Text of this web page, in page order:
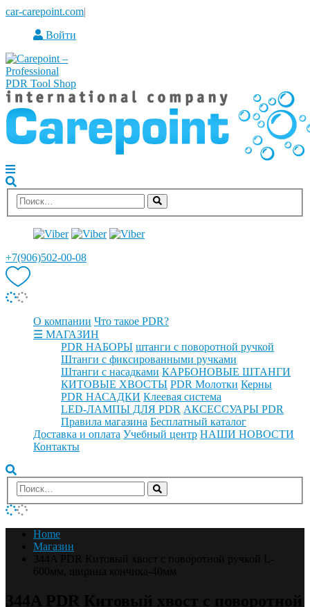
car-carepoint.com|
Войти
+7(906)502-00-08
О компании Что такое PDR?
☰ МАГАЗИН
PDR НАБОРЫ штанги с поворотной ручкой
Штанги с фиксированными ручками
Штанги с насадками КАРБОНОВЫЕ ШТАНГИ
КИТОВЫЕ ХВОСТЫ PDR Молотки Керны
PDR НАСАДКИ Клеевая система
LED-ЛАМПЫ ДЛЯ PDR АКСЕССУАРЫ PDR
Правила магазина Бесплатный каталог
Доставка и оплата Учебный центр НАШИ НОВОСТИ
Контакты
Home
Магазин